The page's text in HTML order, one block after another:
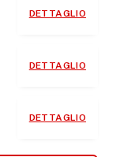
DETTAGLIO
DETTAGLIO
DETTAGLIO